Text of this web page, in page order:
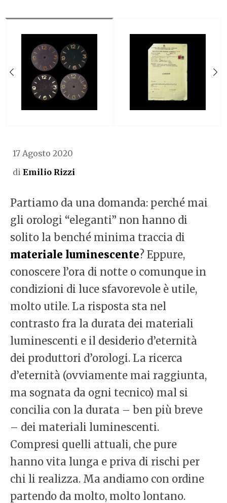
17 Agosto 2020
di Emilio Rizzi
Partiamo da una domanda: perché mai
gli orologi “eleganti” non hanno di
solito la benché minima traccia di
materiale luminescente? Eppure,
conoscere l’ora di notte o comunque in
condizioni di luce sfavorevole è utile,
molto utile. La risposta sta nel
contrasto fra la durata dei materiali
luminescenti e il desiderio d’eternità
dei produttori d’orologi. La ricerca
d’eternità (ovviamente mai raggiunta,
ma sognata da ogni tecnico) mal si
concilia con la durata – ben più breve
– dei materiali luminescenti.
Compresi quelli attuali, che pure
hanno vita lunga e priva di rischi per
chi li realizza. Ma andiamo con ordine
partendo da molto, molto lontano.